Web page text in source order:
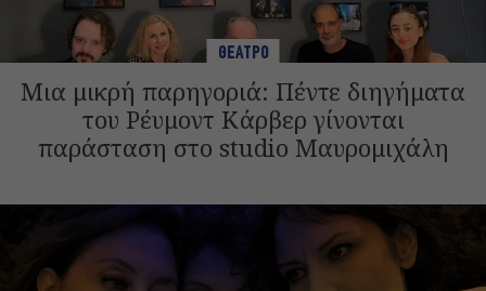
ΘΕΑΤΡΟ
Μια μικρή παρηγοριά: Πέντε διηγήματα
του Ρέυμοντ Κάρβερ γίνονται
παράσταση στο studio Μαυρομιχάλη